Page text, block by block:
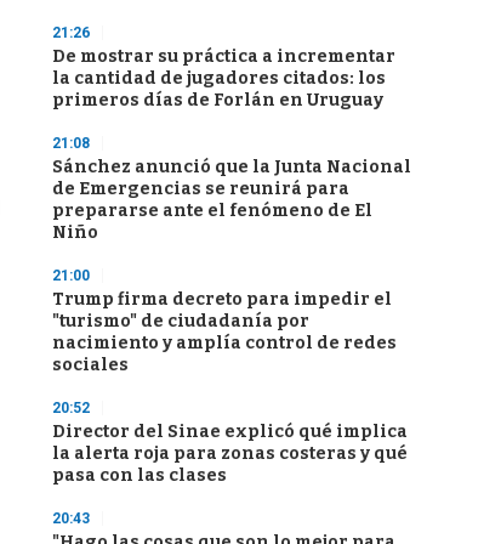
21:26
De mostrar su práctica a incrementar
la cantidad de jugadores citados: los
primeros días de Forlán en Uruguay
21:08
Sánchez anunció que la Junta Nacional
de Emergencias se reunirá para
prepararse ante el fenómeno de El
Niño
21:00
Trump firma decreto para impedir el
"turismo" de ciudadanía por
nacimiento y amplía control de redes
sociales
20:52
Director del Sinae explicó qué implica
la alerta roja para zonas costeras y qué
pasa con las clases
20:43